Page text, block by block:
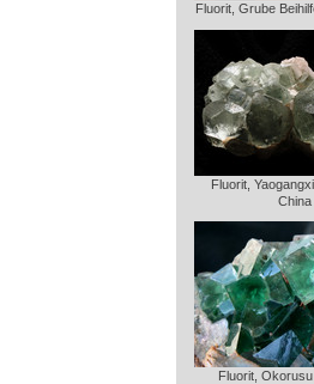
Fluorit, Grube
Fluorit,
China
Fluorit,